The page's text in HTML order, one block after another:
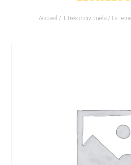
Accueil / Titres individuels / La